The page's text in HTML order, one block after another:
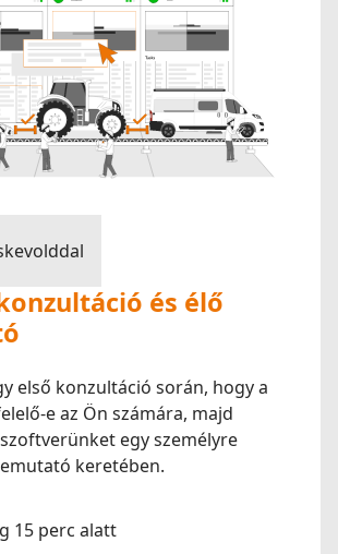
és élő
első konzultáció során, hogy a
e az Ön számára, majd
egy személyre
keretében.
15 perc alatt